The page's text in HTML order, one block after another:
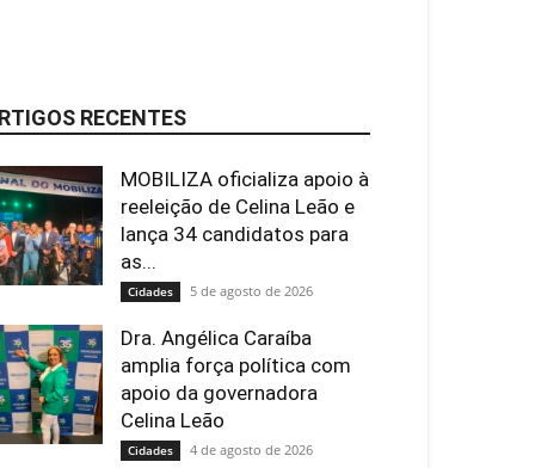
RECENTES
MOBILIZA oficializa apoio à
reeleição de Celina Leão e
lança 34 candidatos para
as...
Cidades 5 de agosto de 2026
Dra. Angélica Caraíba
amplia força política com
apoio da governadora
Celina Leão
Cidades 4 de agosto de 2026